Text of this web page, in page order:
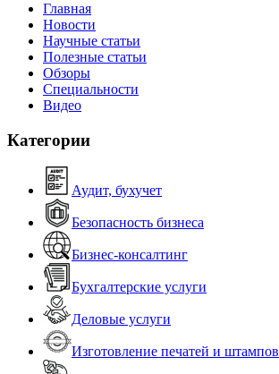
Главная
Новости
Научные статьи
Полезные статьи
Обзоры
Специальности
Видео
Категории
Аудит, бухучет
Безопасность бизнеса
Бизнес-консалтинг
Бухгалтерские услуги
Деловые услуги
Изготовление печатей и штампов